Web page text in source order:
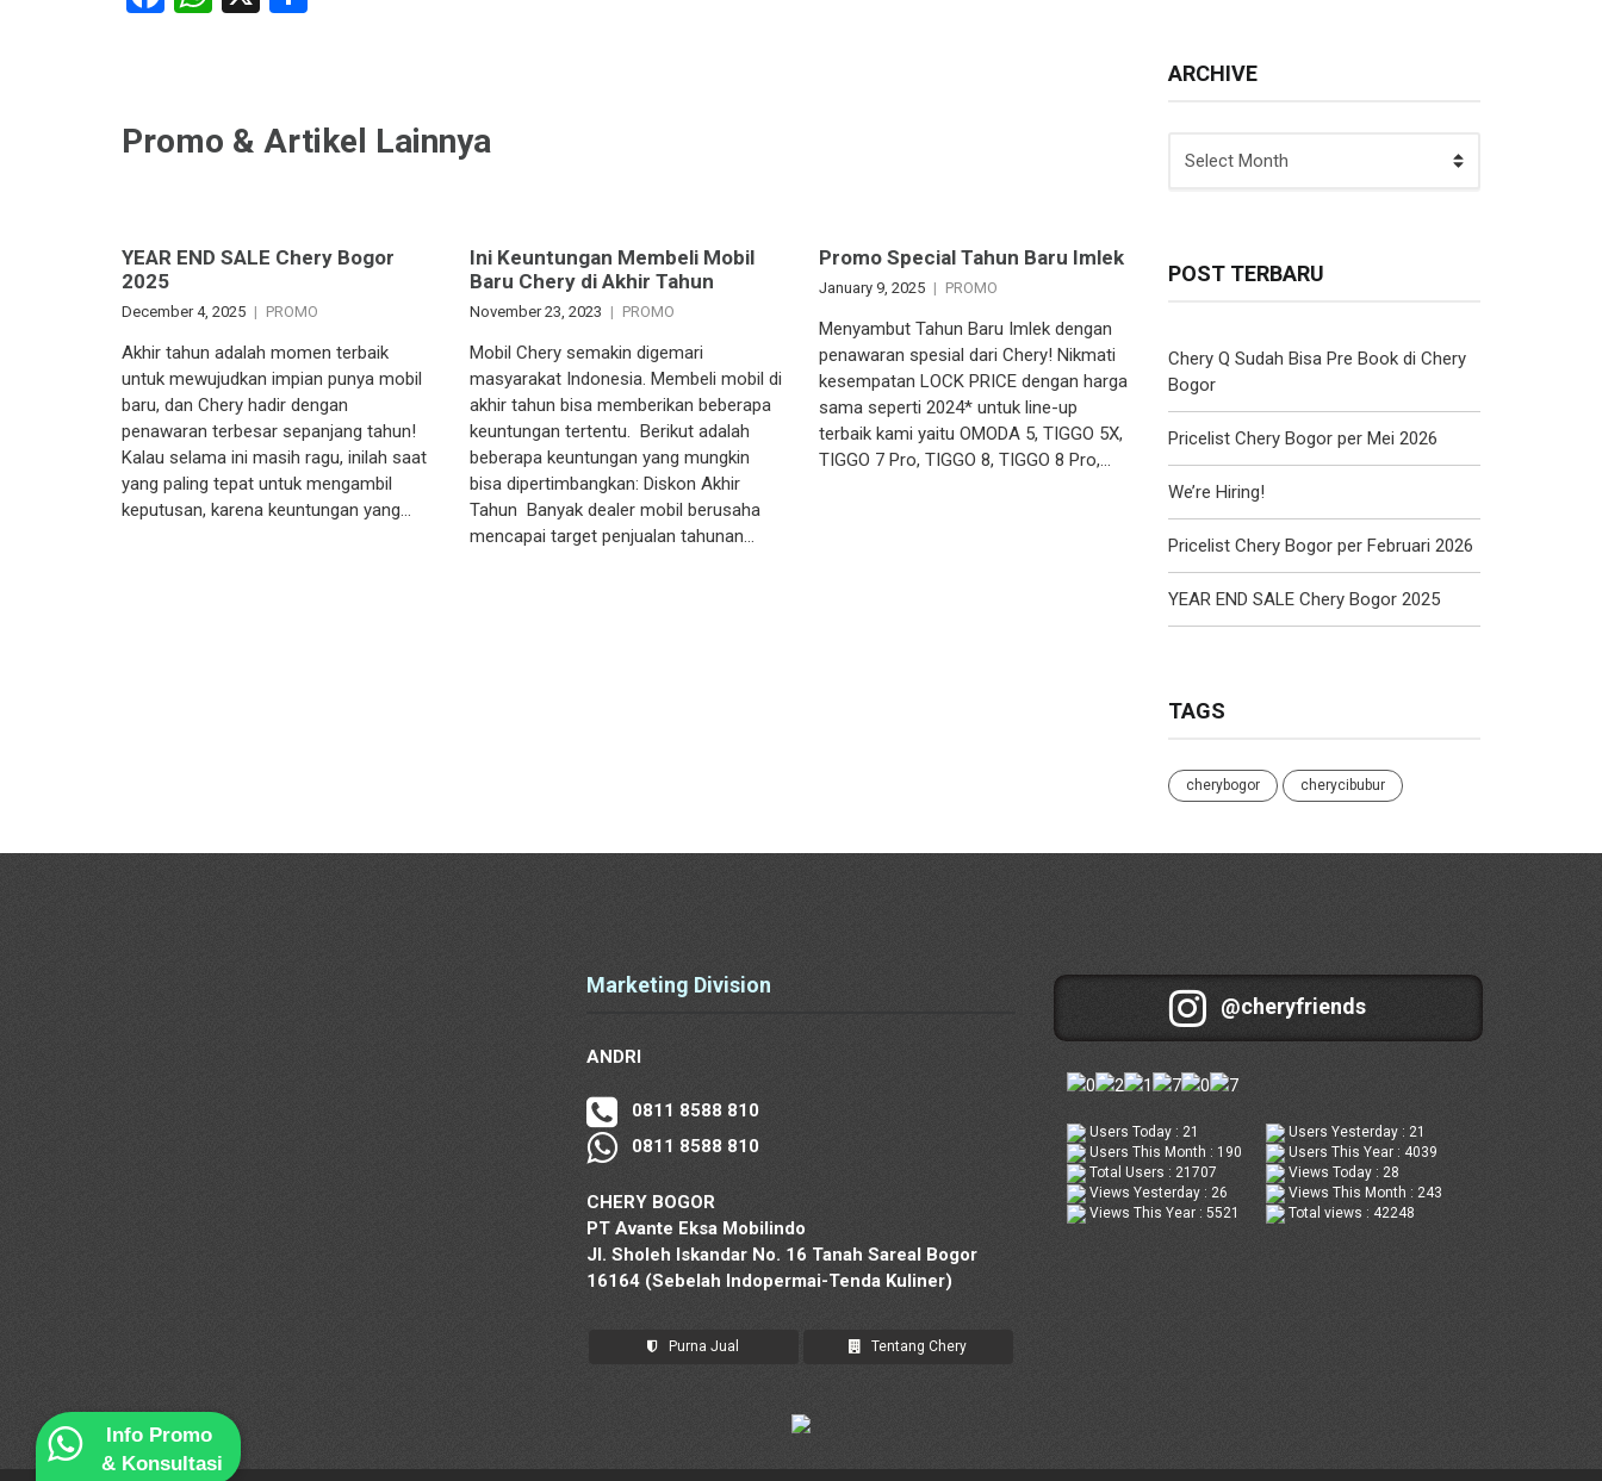
Promo & Artikel Lainnya
YEAR END SALE Chery Bogor
2025
December 4, 2025 PROMO
Akhir tahun adalah momen terbaik
untuk mewujudkan impian punya mobil
baru, dan Chery hadir dengan
penawaran terbesar sepanjang tahun!
Kalau selama ini masih ragu, inilah saat
yang paling tepat untuk mengambil
keputusan, karena keuntungan yang…
Ini Keuntungan Membeli Mobil
Baru Chery di Akhir Tahun
November 23, 2023 PROMO
Mobil Chery semakin digemari
masyarakat Indonesia. Membeli mobil di
akhir tahun bisa memberikan beberapa
keuntungan tertentu. Berikut adalah
beberapa keuntungan yang mungkin
bisa dipertimbangkan: Diskon Akhir
Tahun Banyak dealer mobil berusaha
mencapai target penjualan tahunan…
Promo Special Tahun Baru Imlek
January 9, 2025 PROMO
Menyambut Tahun Baru Imlek dengan
penawaran spesial dari Chery! Nikmati
kesempatan LOCK PRICE dengan harga
sama seperti 2024* untuk line-up
terbaik kami yaitu OMODA 5, TIGGO 5X,
TIGGO 7 Pro, TIGGO 8, TIGGO 8 Pro,…
ARCHIVE
POST TERBARU
Chery Q Sudah Bisa Pre Book di Chery
Bogor
Pricelist Chery Bogor per Mei 2026
We’re Hiring!
Pricelist Chery Bogor per Februari 2026
YEAR END SALE Chery Bogor 2025
TAGS
cherybogor cherycibubur
Marketing Division
ANDRI
0811 8588 810
0811 8588 810
CHERY BOGOR
PT Avante Eksa Mobilindo
Jl. Sholeh Iskandar No. 16 Tanah Sareal Bogor
16164 (Sebelah Indopermai-Tenda Kuliner)
Purna Jual Tentang Chery
@cheryfriends
Users Today : 21
Users Yesterday : 21
Users This Month : 190
Users This Year : 4039
Total Users : 21707
Views Today : 28
Views Yesterday : 26
Views This Month : 243
Views This Year : 5521
Total views : 42248
Info Promo
& Konsultasi